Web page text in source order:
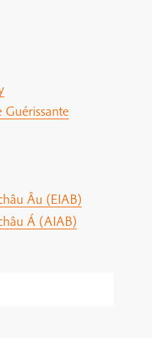
Guérissante
Âu (EIAB)
Á (AIAB)